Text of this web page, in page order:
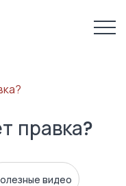
правка?
видео